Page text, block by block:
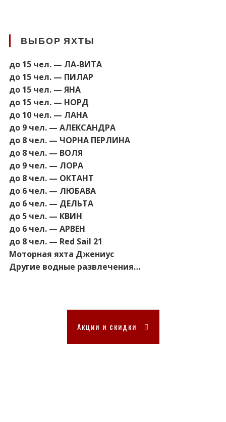
ВЫБОР ЯХТЫ
до 15 чел. — ЛА-ВИТА
до 15 чел. — ПИЛАР
до 15 чел. — ЯНА
до 15 чел. — НОРД
до 10 чел. — ЛАНА
до 9 чел. — АЛЕКСАНДРА
до 8 чел. — ЧОРНА ПЕРЛИНА
до 8 чел. — ВОЛЯ
до 9 чел. — ЛОРА
до 8 чел. — ОКТАНТ
до 6 чел. — ЛЮБАВА
до 6 чел. — ДЕЛЬТА
до 5 чел. — КВИН
до 6 чел. — АРВЕН
до 8 чел. — Red Sail 21
Моторная яхта Джениус
Другие водные развлечения…
Акции и скидки